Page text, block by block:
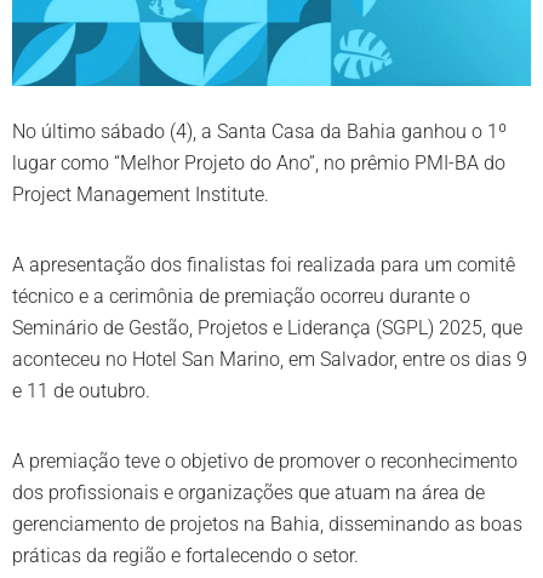
No último sábado (4), a Santa Casa da Bahia ganhou o 1º
lugar como “Melhor Projeto do Ano”, no prêmio PMI-BA do
Project Management Institute.
A apresentação dos finalistas foi realizada para um comitê
técnico e a cerimônia de premiação ocorreu durante o
Seminário de Gestão, Projetos e Liderança (SGPL) 2025, que
aconteceu no Hotel San Marino, em Salvador, entre os dias 9
e 11 de outubro.
A premiação teve o objetivo de promover o reconhecimento
dos profissionais e organizações que atuam na área de
gerenciamento de projetos na Bahia, disseminando as boas
práticas da região e fortalecendo o setor.